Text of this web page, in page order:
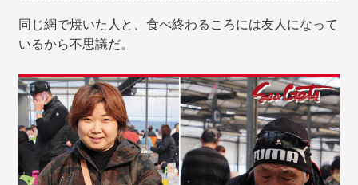
同じ網で焼いた人と、食べ終わるころには友人になって
いるから不思議だ。